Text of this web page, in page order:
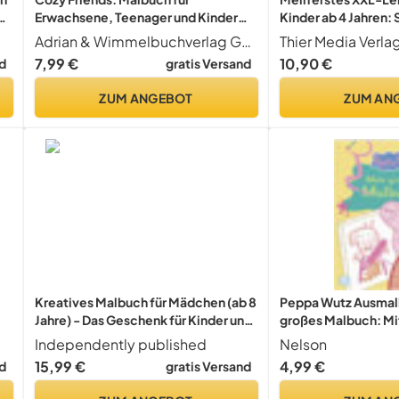
Erwachsene, Teenager und Kinder
(Cozy Spaces Coloring) (Cozy
Malbücher, Band 7)
Adrian & Wimmelbuchverlag GmbH
7,99 €
gratis Versand
ZUM ANGEBOT
Kinder ab 4
Buchstaben, Zahlen,
Formen lernen –
Malbuch zur ... –
Thier Media
10,90 €
ZUM
Kreatives Malbuch für Mädchen (ab 8
Jahre) - Das Geschenk für Kinder und
Teenager: 50 entzückende Motive
(Tiere, Pferde, verspielte Muster) zur
Zen-inspirierten Beschäftigung
Independently published
15,99 €
gratis Versand
Peppa Wutz
großes Malbuch:
Konturen und
|
Nelson
4,99 €